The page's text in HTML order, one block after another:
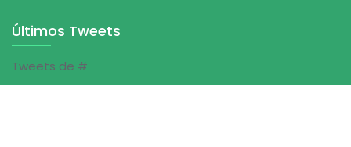
Últimos Tweets
Tweets de #